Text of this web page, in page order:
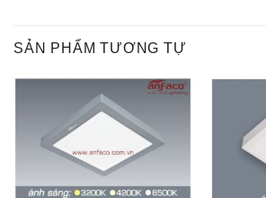
SẢN PHẨM TƯƠNG TỰ